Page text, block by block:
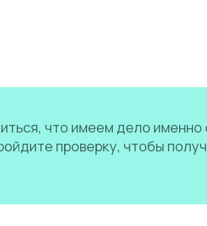
что имеем дело именно
проверку, чтобы